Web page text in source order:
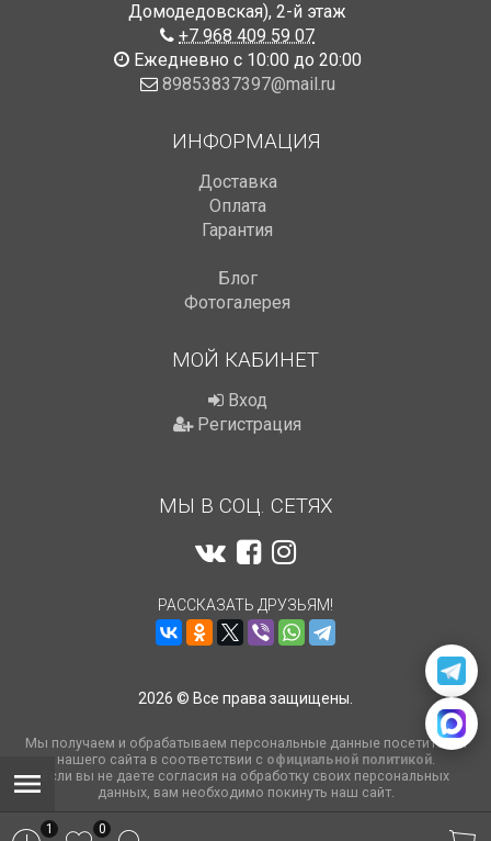
Домодедовская), 2-й этаж
+7 968 409 59 07
Ежедневно с 10:00 до 20:00
89853837397@mail.ru
ИНФОРМАЦИЯ
Доставка
Оплата
Гарантия
Блог
Фотогалерея
МОЙ КАБИНЕТ
Вход
Регистрация
МЫ В СОЦ. СЕТЯХ
РАССКАЗАТЬ ДРУЗЬЯМ!
2026 © Все права защищены.
Мы получаем и обрабатываем персональные данные посетителей
нашего сайта в соответствии с официальной политикой.
Если вы не даете согласия на обработку своих персональных
данных, вам необходимо покинуть наш сайт.
1 0